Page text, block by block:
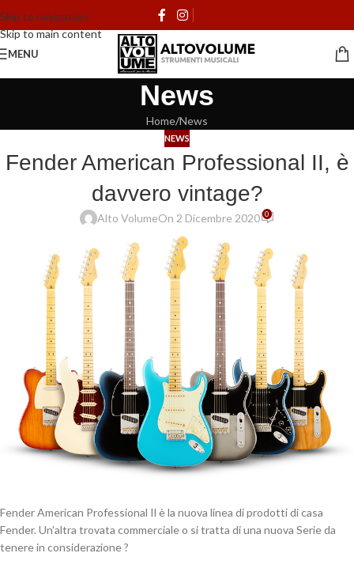
Skip to navigation
Skip to main content
MENU
News
Home News
NEWS
Fender American Professional II, è
davvero vintage?
Alto VolumeOn 2 Dicembre 2020 0
Fender American Professional Il è la nuova linea di prodotti di casa
Fender. Un’altra trovata commerciale o si tratta di una nuova Serie da
tenere in considerazione ?